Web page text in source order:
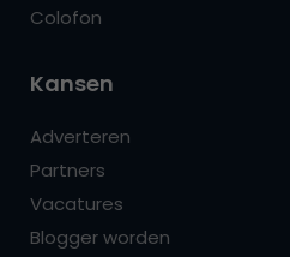
Colofon
Kansen
Adverteren
Partners
Vacatures
Blogger worden